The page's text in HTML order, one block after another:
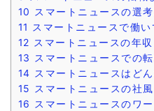
10 スマートニュースの選
11 スマートニュースで働
12 スマートニュースの年
13 スマートニュースでの
14 スマートニュースはど
15 スマートニュースの社風
16 スマートニュースのワ